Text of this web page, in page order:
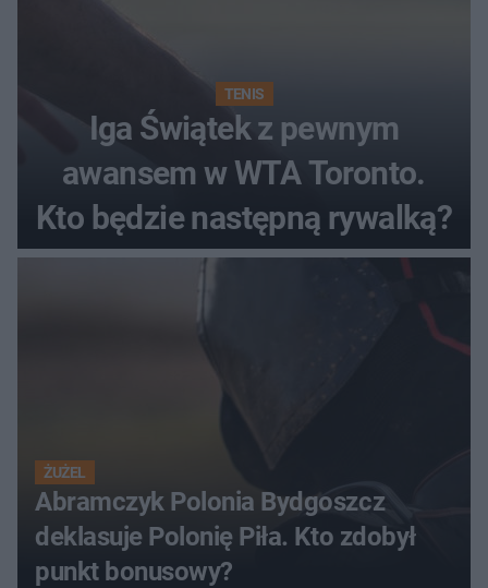
TENIS
Iga Świątek z pewnym
awansem w WTA Toronto.
Kto będzie następną rywalką?
ŻUŻEL
Abramczyk Polonia Bydgoszcz
deklasuje Polonię Piła. Kto zdobył
punkt bonusowy?